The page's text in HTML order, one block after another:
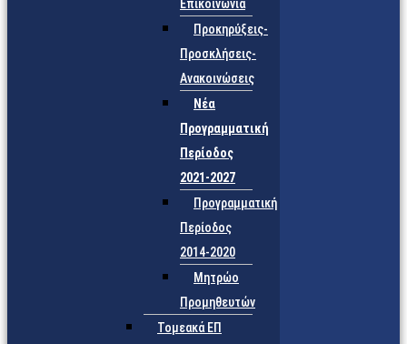
Επικοινωνία
Προκηρύξεις-
Προσκλήσεις-
Ανακοινώσεις
Νέα
Προγραμματική
Περίοδος
2021-2027
Προγραμματική
Περίοδος
2014-2020
Μητρώο
Προμηθευτών
Τομεακά ΕΠ